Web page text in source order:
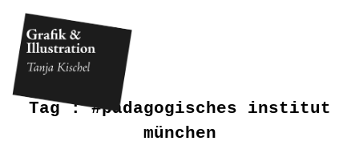
Tag :#pädagogisches institut
münchen